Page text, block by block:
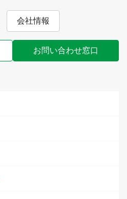
会社情報
お問い合わせ窓口